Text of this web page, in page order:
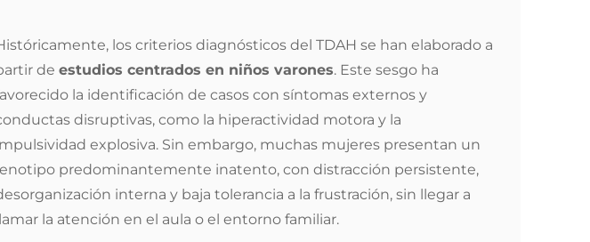
los criterios diagnósticos del TDAH se han elaborado a
deestudios centrados en niños varones. Este sesgo ha
la identificación de casos con síntomas externos y
disruptivas, como la hiperactividad motora y la
explosiva. Sin embargo, muchas mujeres presentan un
predominantemente inatento, con distracción persistente,
interna y baja tolerancia a la frustración, sin llegar a
la atención en el aula o el entorno familiar.